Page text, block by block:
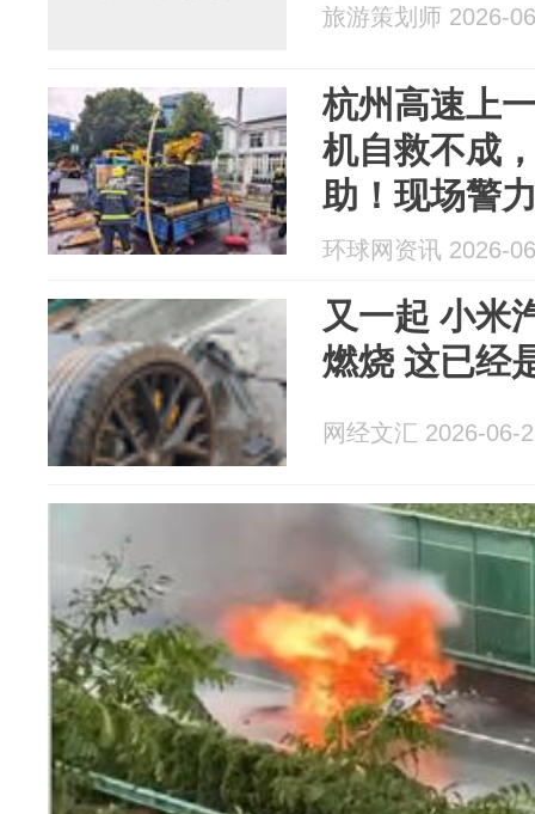
旅游策划师 2026-
杭州高速上
机自救不成
助！现场警
下立马灭火
环球网资讯 2026-
又一起 小米
燃烧 这已经
网经文汇 2026-06-